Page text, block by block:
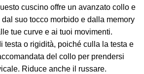
cuscino offre un avanzato collo e
suo tocco morbido e dalla memory
tue curve e ai tuoi movimenti.
testa o rigidità, poiché culla la testa e
del collo per prendersi
Riduce anche il russare.